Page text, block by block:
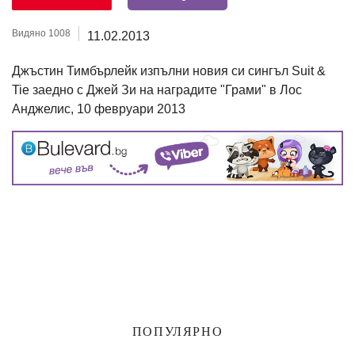
Видяно 1008 11.02.2013
Джъстин Тимбърлейк изпълни новия си сингъл Suit &
Tie заедно с Джей Зи на наградите "Грами" в Лос
Анджелис, 10 февруари 2013
ПОПУЛЯРНО